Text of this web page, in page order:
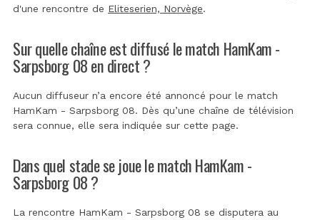
d'une rencontre de Eliteserien, Norvège.
Sur quelle chaîne est diffusé le match HamKam -
Sarpsborg 08 en direct ?
Aucun diffuseur n’a encore été annoncé pour le match
HamKam - Sarpsborg 08. Dès qu’une chaîne de télévision
sera connue, elle sera indiquée sur cette page.
Dans quel stade se joue le match HamKam -
Sarpsborg 08 ?
La rencontre HamKam - Sarpsborg 08 se disputera au